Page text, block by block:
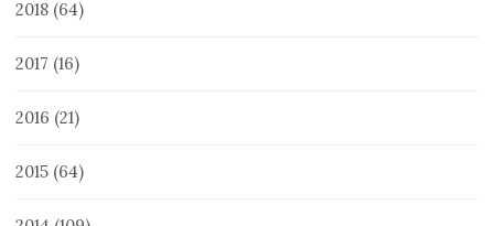
2018 (64)
2017 (16)
2016 (21)
2015 (64)